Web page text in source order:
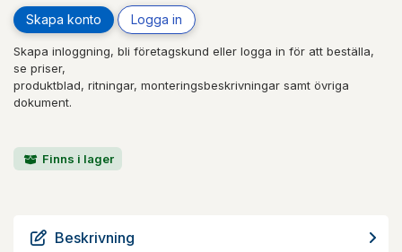
Skapa konto Logga in
Skapa inloggning, bli företagskund eller logga in för att beställa,
se priser,
produktblad, ritningar, monteringsbeskrivningar samt övriga
dokument.
Finns i lager
Beskrivning